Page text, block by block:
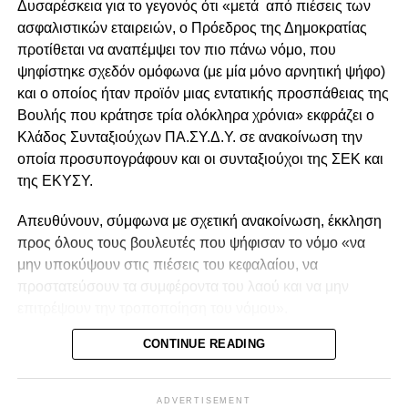
Επιτροπή Παιδείας και Πολιτισμού
Χρύσανθος Σαββίδης – Πρόεδρος (ΔΗΚΟ)
Πανίκος Λεωνίδου – Αναπληρωτής Πρόεδρος (ΔΗΚΟ)
Πρόδρομος Αλαμπρίτης (ΔΗΣΥ)
Μιχάλης Κουνούνης (ΔΗΣΥ)
Νικολέττα Κωνσταντίνου (ΔΗΣΥ)
Χρίστος Χριστοφίδης (ΑΚΕΛ)
Αναστασία Χάσικου (ΑΚΕΛ)
Εφραίμ Χρίστου (ΑΚΕΛ)
Σωτήρης Ιωάννου (ΕΛΑΜ)
Πόλυς Ανωγυριάτης (ΕΛΑΜ)
Αντιπρόσωποι θρησκευτικών ομάδων
Νακούζη Πέτρος – Μαρωνιτών
Δυσαρέσκεια για το γεγονός ότι «μετά από πιέσεις των
ασφαλιστικών εταιρειών, ο Πρόεδρος της Δημοκρατίας
προτίθεται να αναπέμψει τον πιο πάνω νόμο, που
ψηφίστηκε σχεδόν ομόφωνα (με μία μόνο αρνητική ψήφο)
και ο οποίος ήταν προϊόν μιας εντατικής προσπάθειας της
Βουλής που κράτησε τρία ολόκληρα χρόνια» εκφράζει ο
Κλάδος Συνταξιούχων ΠΑ.ΣΥ.Δ.Υ. σε ανακοίνωση την
οποία προσυπογράφουν και οι συνταξιούχοι της ΣΕΚ και
της ΕΚΥΣΥ.
Απευθύνουν, σύμφωνα με σχετική ανακοίνωση, έκκληση
προς όλους τους βουλευτές που ψήφισαν το νόμο «να
μην υποκύψουν στις πιέσεις του κεφαλαίου, να
προστατεύσουν τα συμφέροντα του λαού και να μην
Με την αναπομπή του ο Πρόεδρος της Δημοκρατίας «θα
CONTINUE READING
ADVERTISEMENT